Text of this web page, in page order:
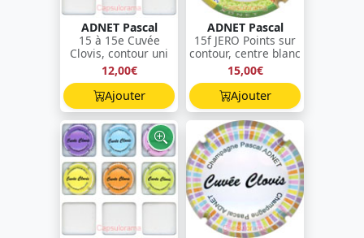
ADNET Pascal
15 à 15e Cuvée
Clovis, contour uni
12,00€
Ajouter
ADNET Pascal
15f JERO Points sur
contour, centre blanc
15,00€
Ajouter